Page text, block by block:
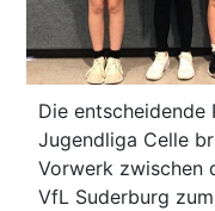
Die entscheidende
Jugendliga Celle
Vorwerk zwischen
VfL Suderburg